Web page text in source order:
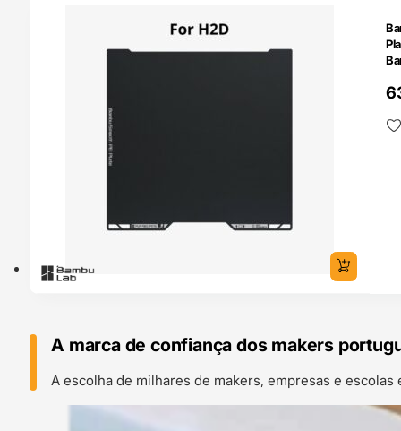
A marca de confiança dos makers
A escolha de milhares de makers, empresas e escolas